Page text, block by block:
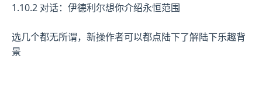
1.10.2 对话：伊德利尔想你介绍永恒范围
选几个都无所谓，新操作者可以都点陆下了解陆下乐趣背
景